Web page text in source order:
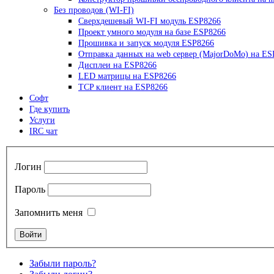
Без проводов (WI-FI)
Сверхдешевый WI-FI модуль ESP8266
Проект умного модуля на базе ESP8266
Прошивка и запуск модуля ESP8266
Отправка данных на web сервер (MajorDoMo) на
Дисплеи на ESP8266
LED матрицы на ESP8266
TCP клиент на ESP8266
Софт
Где купить
Услуги
IRC чат
Логин
Пароль
Запомнить меня
Забыли пароль?